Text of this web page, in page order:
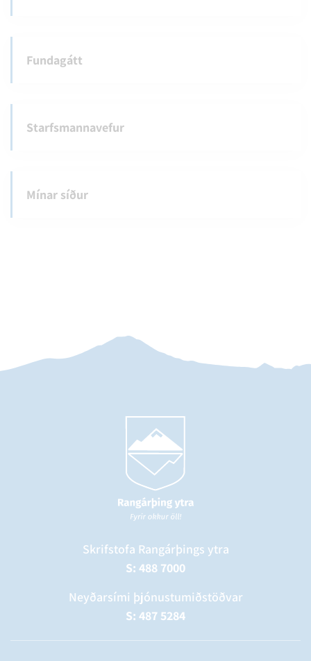
Fundagátt
Starfsmannavefur
Mínar síður
Skrifstofa Rangárþings ytra
S: 488 7000
Neyðarsími þjónustumiðstöðvar
S: 487 5284